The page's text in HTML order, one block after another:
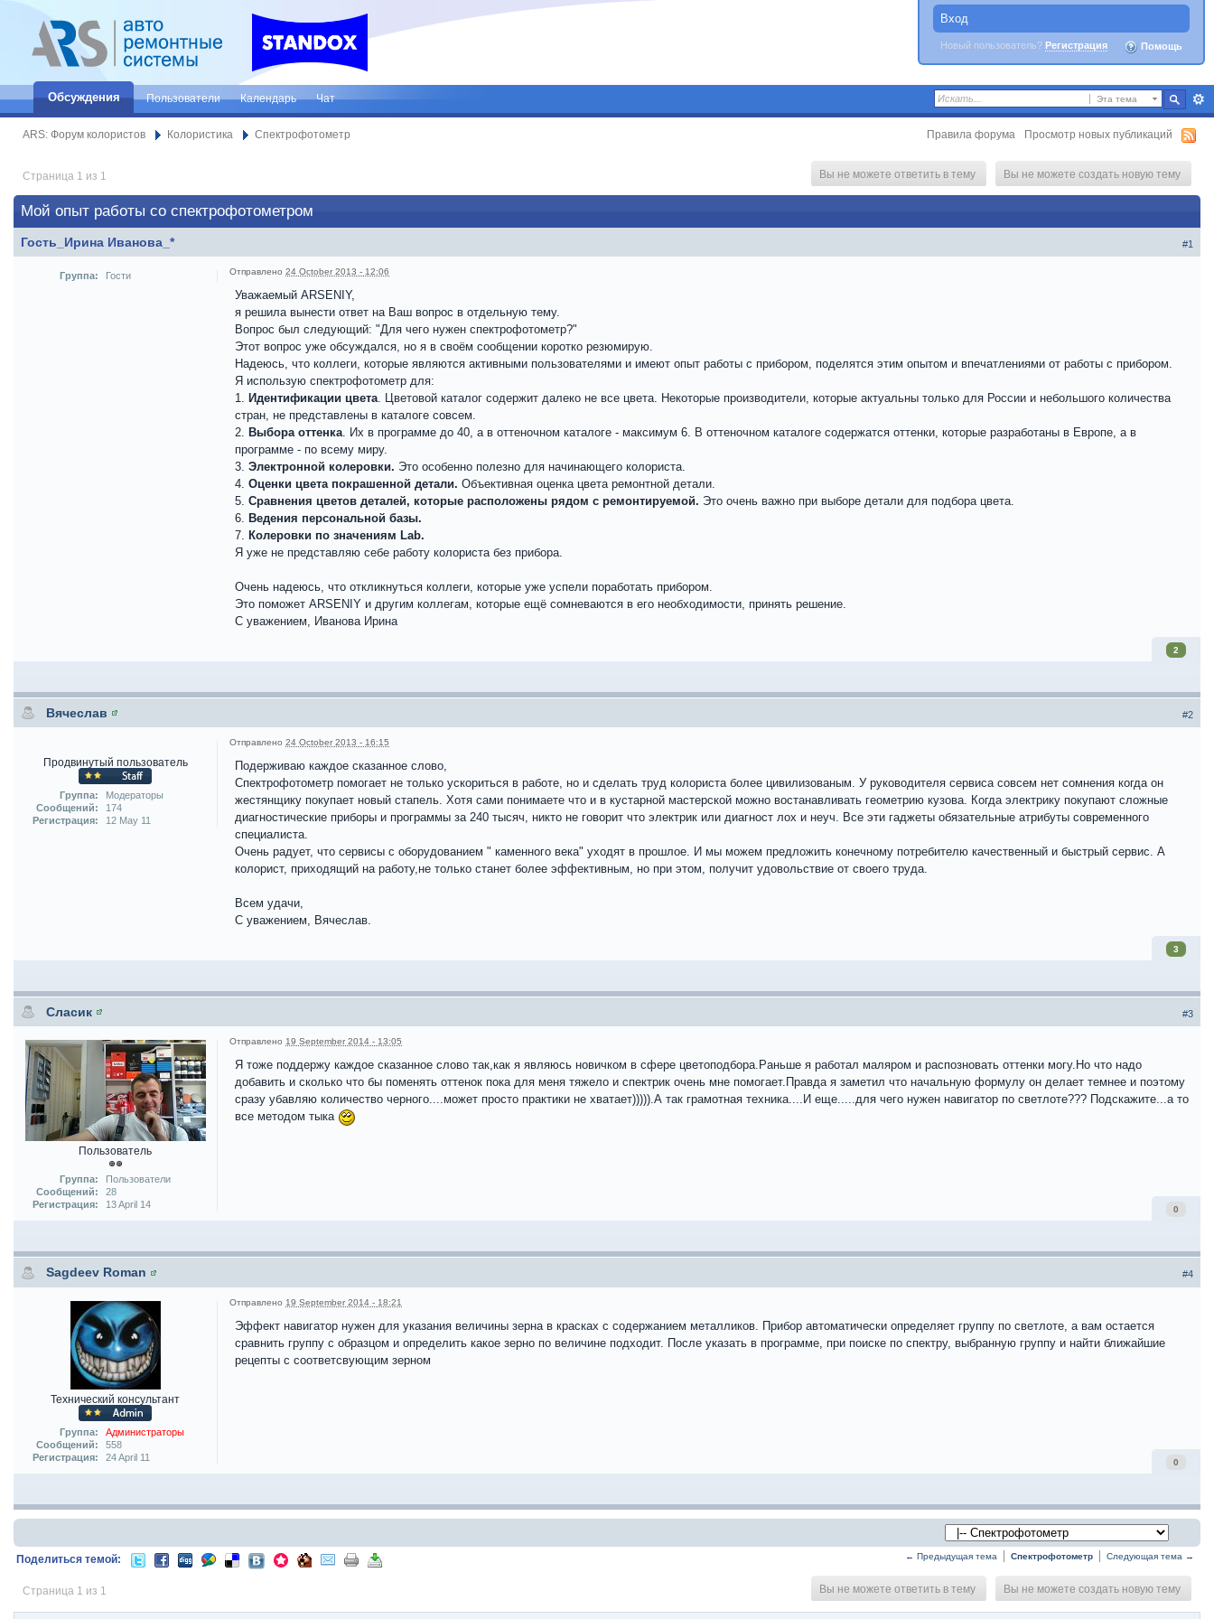
Вход
Новый пользователь? Регистрация Помощь
Эта тема
Обсуждения Пользователи Календарь Чат
ARS: Форум колористов Колористика Спектрофотометр Правила форума Просмотр новых публикаций
Страница 1 из 1 Вы не можете создать новую тему
Вы не можете ответить в тему
Мой опыт работы со спектрофотометром
#1
Гость_Ирина Иванова_*
Группа: Гости Отправлено 24 October 2013 - 12:06
Уважаемый ARSENIY,
я решила вынести ответ на Ваш вопрос в отдельную тему.
Вопрос был следующий: "Для чего нужен спектрофотометр?"
Этот вопрос уже обсуждался, но я в своём сообщении коротко резюмирую.
Надеюсь, что коллеги, которые являются активными пользователями и имеют опыт работы с прибором, поделятся этим опытом и впечатлениями от работы с прибором.
Я использую спектрофотометр для:
1. Идентификации цвета. Цветовой каталог содержит далеко не все цвета. Некоторые производители, которые актуальны только для России и небольшого количества
стран, не представлены в каталоге совсем.
2. Выбора оттенка. Их в программе до 40, а в оттеночном каталоге - максимум 6. В оттеночном каталоге содержатся оттенки, которые разработаны в Европе, а в
программе - по всему миру.
3. Электронной колеровки. Это особенно полезно для начинающего колориста.
4. Оценки цвета покрашенной детали. Объективная оценка цвета ремонтной детали.
5. Сравнения цветов деталей, которые расположены рядом с ремонтируемой. Это очень важно при выборе детали для подбора цвета.
6. Ведения персональной базы.
7. Колеровки по значениям Lab.
Я уже не представляю себе работу колориста без прибора.
Очень надеюсь, что откликнуться коллеги, которые уже успели поработать прибором.
Это поможет ARSENIY и другим коллегам, которые ещё сомневаются в его необходимости, принять решение.
С уважением, Иванова Ирина
2
#2
Вячеслав
Продвинутый пользователь
Группа:
Модераторы
Сообщений:
174
Регистрация:
12 May 11
Отправлено 24 October 2013 - 16:15
Подерживаю каждое сказанное слово,
Спектрофотометр помогает не только ускориться в работе, но и сделать труд колориста более цивилизованым. У руководителя сервиса совсем нет сомнения когда он
жестянщику покупает новый стапель. Хотя сами понимаете что и в кустарной мастерской можно востанавливать геометрию кузова. Когда электрику покупают сложные
диагностические приборы и программы за 240 тысяч, никто не говорит что электрик или диагност лох и неуч. Все эти гаджеты обязательные атрибуты современного
специалиста.
Очень радует, что сервисы с оборудованием " каменного века" уходят в прошлое. И мы можем предложить конечному потребителю качественный и быстрый сервис. А
колорист, приходящий на работу,не только станет более эффективным, но при этом, получит удовольствие от своего труда.
Всем удачи,
С уважением, Вячеслав.
3
#3
Сласик
Пользователь
Группа:
Пользователи
Сообщений:
28
Регистрация:
13 April 14
Отправлено 19 September 2014 - 13:05
Я тоже поддержу каждое сказанное слово так,как я являюсь новичком в сфере цветоподбора.Раньше я работал маляром и распозновать оттенки могу.Но что надо
добавить и сколько что бы поменять оттенок пока для меня тяжело и спектрик очень мне помогает.Правда я заметил что начальную формулу он делает темнее и поэтому
сразу убавляю количество черного....может просто практики не хватает))))).А так грамотная техника....И еще.....для чего нужен навигатор по светлоте??? Подскажите...а то
все методом тыка
0
#4
Sagdeev Roman
Технический консультант
Группа:
Администраторы
Сообщений:
558
Регистрация:
24 April 11
Отправлено 19 September 2014 - 18:21
Эффект навигатор нужен для указания величины зерна в красках с содержанием металликов. Прибор автоматически определяет группу по светлоте, а вам остается
сравнить группу с образцом и определить какое зерно по величине подходит. После указать в программе, при поиске по спектру, выбранную группу и найти ближайшие
рецепты с соответсвующим зерном
0
← Предыдущая тема Спектрофотометр Следующая тема →
Поделиться темой:
Страница 1 из 1 Вы не можете создать новую тему
Вы не можете ответить в тему